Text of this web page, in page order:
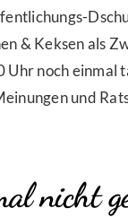
& Keksen als
Uhr noch einmal
und
nicht